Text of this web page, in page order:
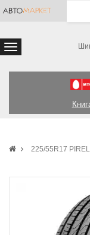
225/55R17